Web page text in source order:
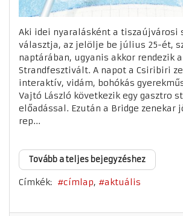
Aki idei nyaralásként a tiszaújvárosi
választja, az jelölje be július 25-ét,
naptárában, ugyanis akkor rendezik
Strandfesztivált. A napot a Csiribiri
interaktív, vidám, bohókás
Vajtó László következik egy gasztro
előadással. Ezután a Bridge zenekar
rep...
Tovább a teljes bejegyzéshez
Címkék: címlap aktuális